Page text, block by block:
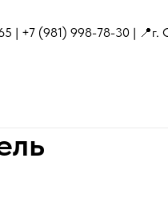
| +7 (981) 998-78-30 | 📍г.